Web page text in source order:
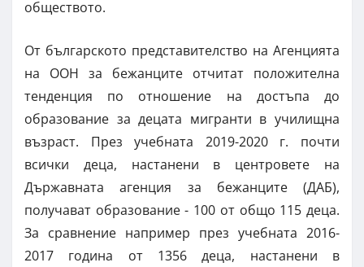
обществото.
От българското представителство на Агенцията
на ООН за бежанците отчитат положителна
тенденция по отношение на достъпа до
образование за децата мигранти в училищна
възраст. През учебната 2019-2020 г. почти
всички деца, настанени в центровете на
Държавната агенция за бежанците (ДАБ),
получават образование - 100 от общо 115 деца.
За сравнение например през учебната 2016-
2017 година от 1356 деца, настанени в